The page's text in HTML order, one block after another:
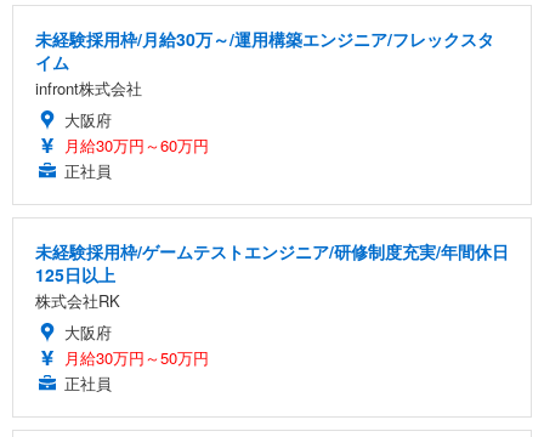
未経験採用枠/月給30万～/運用構築エンジニア/フレックスタ
イム
infront株式会社
大阪府
月給30万円～60万円
正社員
未経験採用枠/ゲームテストエンジニア/研修制度充実/年間休日
125日以上
株式会社RK
大阪府
月給30万円～50万円
正社員